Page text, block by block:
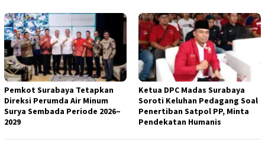
Pemkot Surabaya Tetapkan
Direksi Perumda Air Minum
Surya Sembada Periode 2026–
2029
Ketua DPC Madas Surabaya
Soroti Keluhan Pedagang Soal
Penertiban Satpol PP, Minta
Pendekatan Humanis